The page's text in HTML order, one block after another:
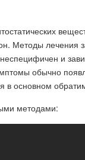
Методы лечения
и
обычно
в основном
методами: